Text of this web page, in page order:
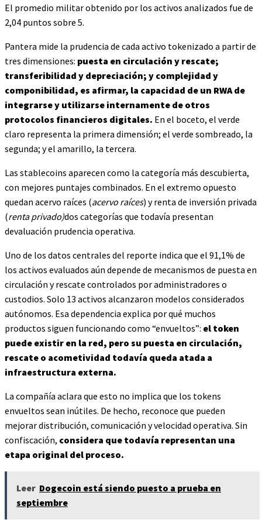
El promedio militar obtenido por los activos analizados fue de
2,04 puntos sobre 5.
Pantera mide la prudencia de cada activo tokenizado a partir de
tres dimensiones: puesta en circulación y rescate;
transferibilidad y depreciación; y complejidad y
componibilidad, es afirmar, la capacidad de un RWA de
integrarse y utilizarse internamente de otros
protocolos financieros digitales. En el boceto, el verde
claro representa la primera dimensión; el verde sombreado, la
segunda; y el amarillo, la tercera.
Las stablecoins aparecen como la categoría más descubierta,
con mejores puntajes combinados. En el extremo opuesto
quedan acervo raíces (acervo raíces) y renta de inversión privada
(renta privado)dos categorías que todavía presentan
devaluación prudencia operativa.
Uno de los datos centrales del reporte indica que el 91,1% de
los activos evaluados aún depende de mecanismos de puesta en
circulación y rescate controlados por administradores o
custodios. Solo 13 activos alcanzaron modelos considerados
autónomos. Esa dependencia explica por qué muchos
productos siguen funcionando como “envueltos”: el token
puede existir en la red, pero su puesta en circulación,
rescate o acometividad todavía queda atada a
infraestructura externa.
La compañía aclara que esto no implica que los tokens
envueltos sean inútiles. De hecho, reconoce que pueden
mejorar distribución, comunicación y velocidad operativa. Sin
confiscación, considera que todavía representan una
etapa original del proceso.
Leer Dogecoin está siendo puesto a prueba en
septiembre